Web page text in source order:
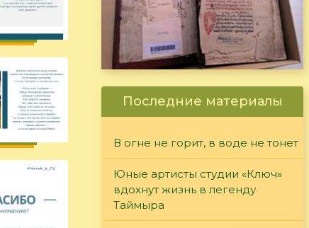
Последние материалы
В огне не горит, в воде не тонет
Юные артисты студии «Ключ»
вдохнут жизнь в легенду
Таймыра